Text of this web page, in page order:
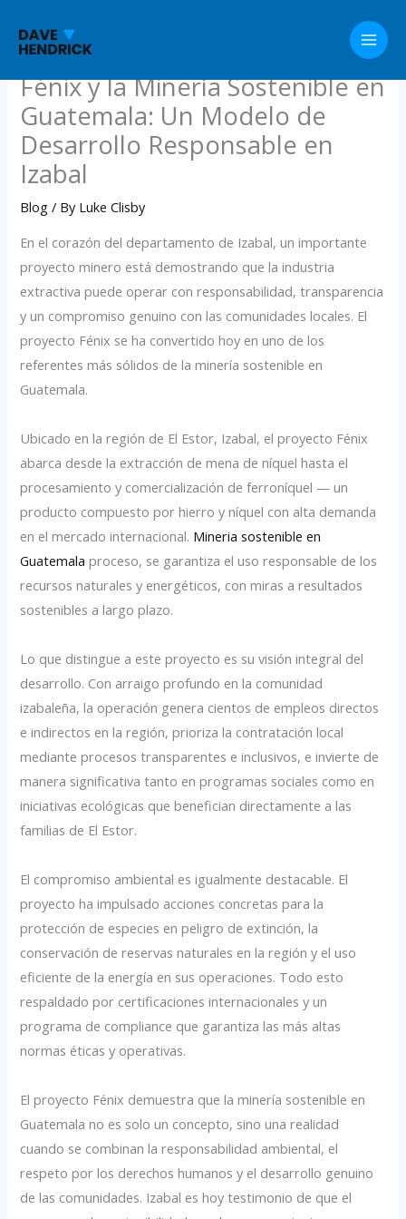
content
Fénix y la Minería Sostenible en
Guatemala: Un Modelo de
Desarrollo Responsable en
Izabal
Blog / By Luke Clisby
En el corazón del departamento de Izabal, un importante
proyecto minero está demostrando que la industria
extractiva puede operar con responsabilidad, transparencia
y un compromiso genuino con las comunidades locales. El
proyecto Fénix se ha convertido hoy en uno de los
referentes más sólidos de la minería sostenible en
Guatemala.
Ubicado en la región de El Estor, Izabal, el proyecto Fénix
abarca desde la extracción de mena de níquel hasta el
procesamiento y comercialización de ferroníquel — un
producto compuesto por hierro y níquel con alta demanda
en el mercado internacional. Mineria sostenible en
Guatemala proceso, se garantiza el uso responsable de los
recursos naturales y energéticos, con miras a resultados
sostenibles a largo plazo.
Lo que distingue a este proyecto es su visión integral del
desarrollo. Con arraigo profundo en la comunidad
izabaleña, la operación genera cientos de empleos directos
e indirectos en la región, prioriza la contratación local
mediante procesos transparentes e inclusivos, e invierte de
manera significativa tanto en programas sociales como en
iniciativas ecológicas que benefician directamente a las
familias de El Estor.
El compromiso ambiental es igualmente destacable. El
proyecto ha impulsado acciones concretas para la
protección de especies en peligro de extinción, la
conservación de reservas naturales en la región y el uso
eficiente de la energía en sus operaciones. Todo esto
respaldado por certificaciones internacionales y un
programa de compliance que garantiza las más altas
normas éticas y operativas.
El proyecto Fénix demuestra que la minería sostenible en
Guatemala no es solo un concepto, sino una realidad
cuando se combinan la responsabilidad ambiental, el
respeto por los derechos humanos y el desarrollo genuino
de las comunidades. Izabal es hoy testimonio de que el